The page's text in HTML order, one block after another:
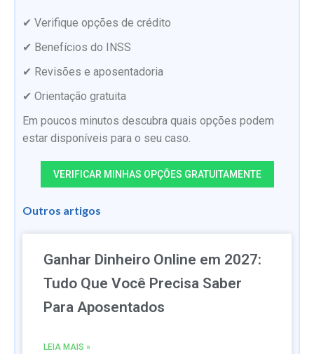
✔ Verifique opções de crédito
✔ Benefícios do INSS
✔ Revisões e aposentadoria
✔ Orientação gratuita
Em poucos minutos descubra quais opções podem
estar disponíveis para o seu caso.
VERIFICAR MINHAS OPÇÕES GRATUITAMENTE
Outros artigos
Ganhar Dinheiro Online em 2027:
Tudo Que Você Precisa Saber
Para Aposentados
LEIA MAIS »